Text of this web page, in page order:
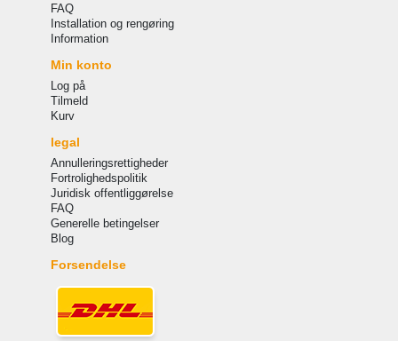
FAQ
Installation og rengøring
Information
Min konto
Log på
Tilmeld
Kurv
legal
Annulleringsrettigheder
Fortrolighedspolitik
Juridisk offentliggørelse
FAQ
Generelle betingelser
Blog
Forsendelse